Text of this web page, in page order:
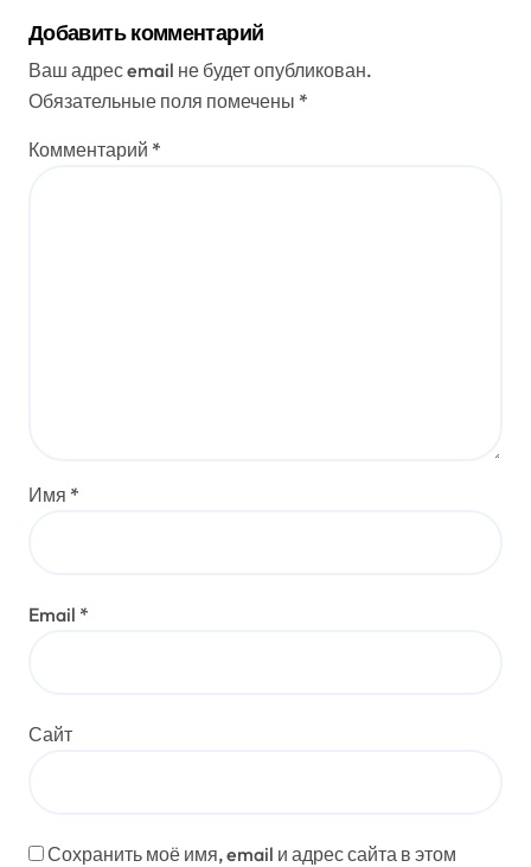
Добавить комментарий
Ваш адрес email не будет опубликован.
Обязательные поля помечены *
Комментарий *
Имя *
Email *
Сайт
Сохранить моё имя, email и адрес сайта в этом